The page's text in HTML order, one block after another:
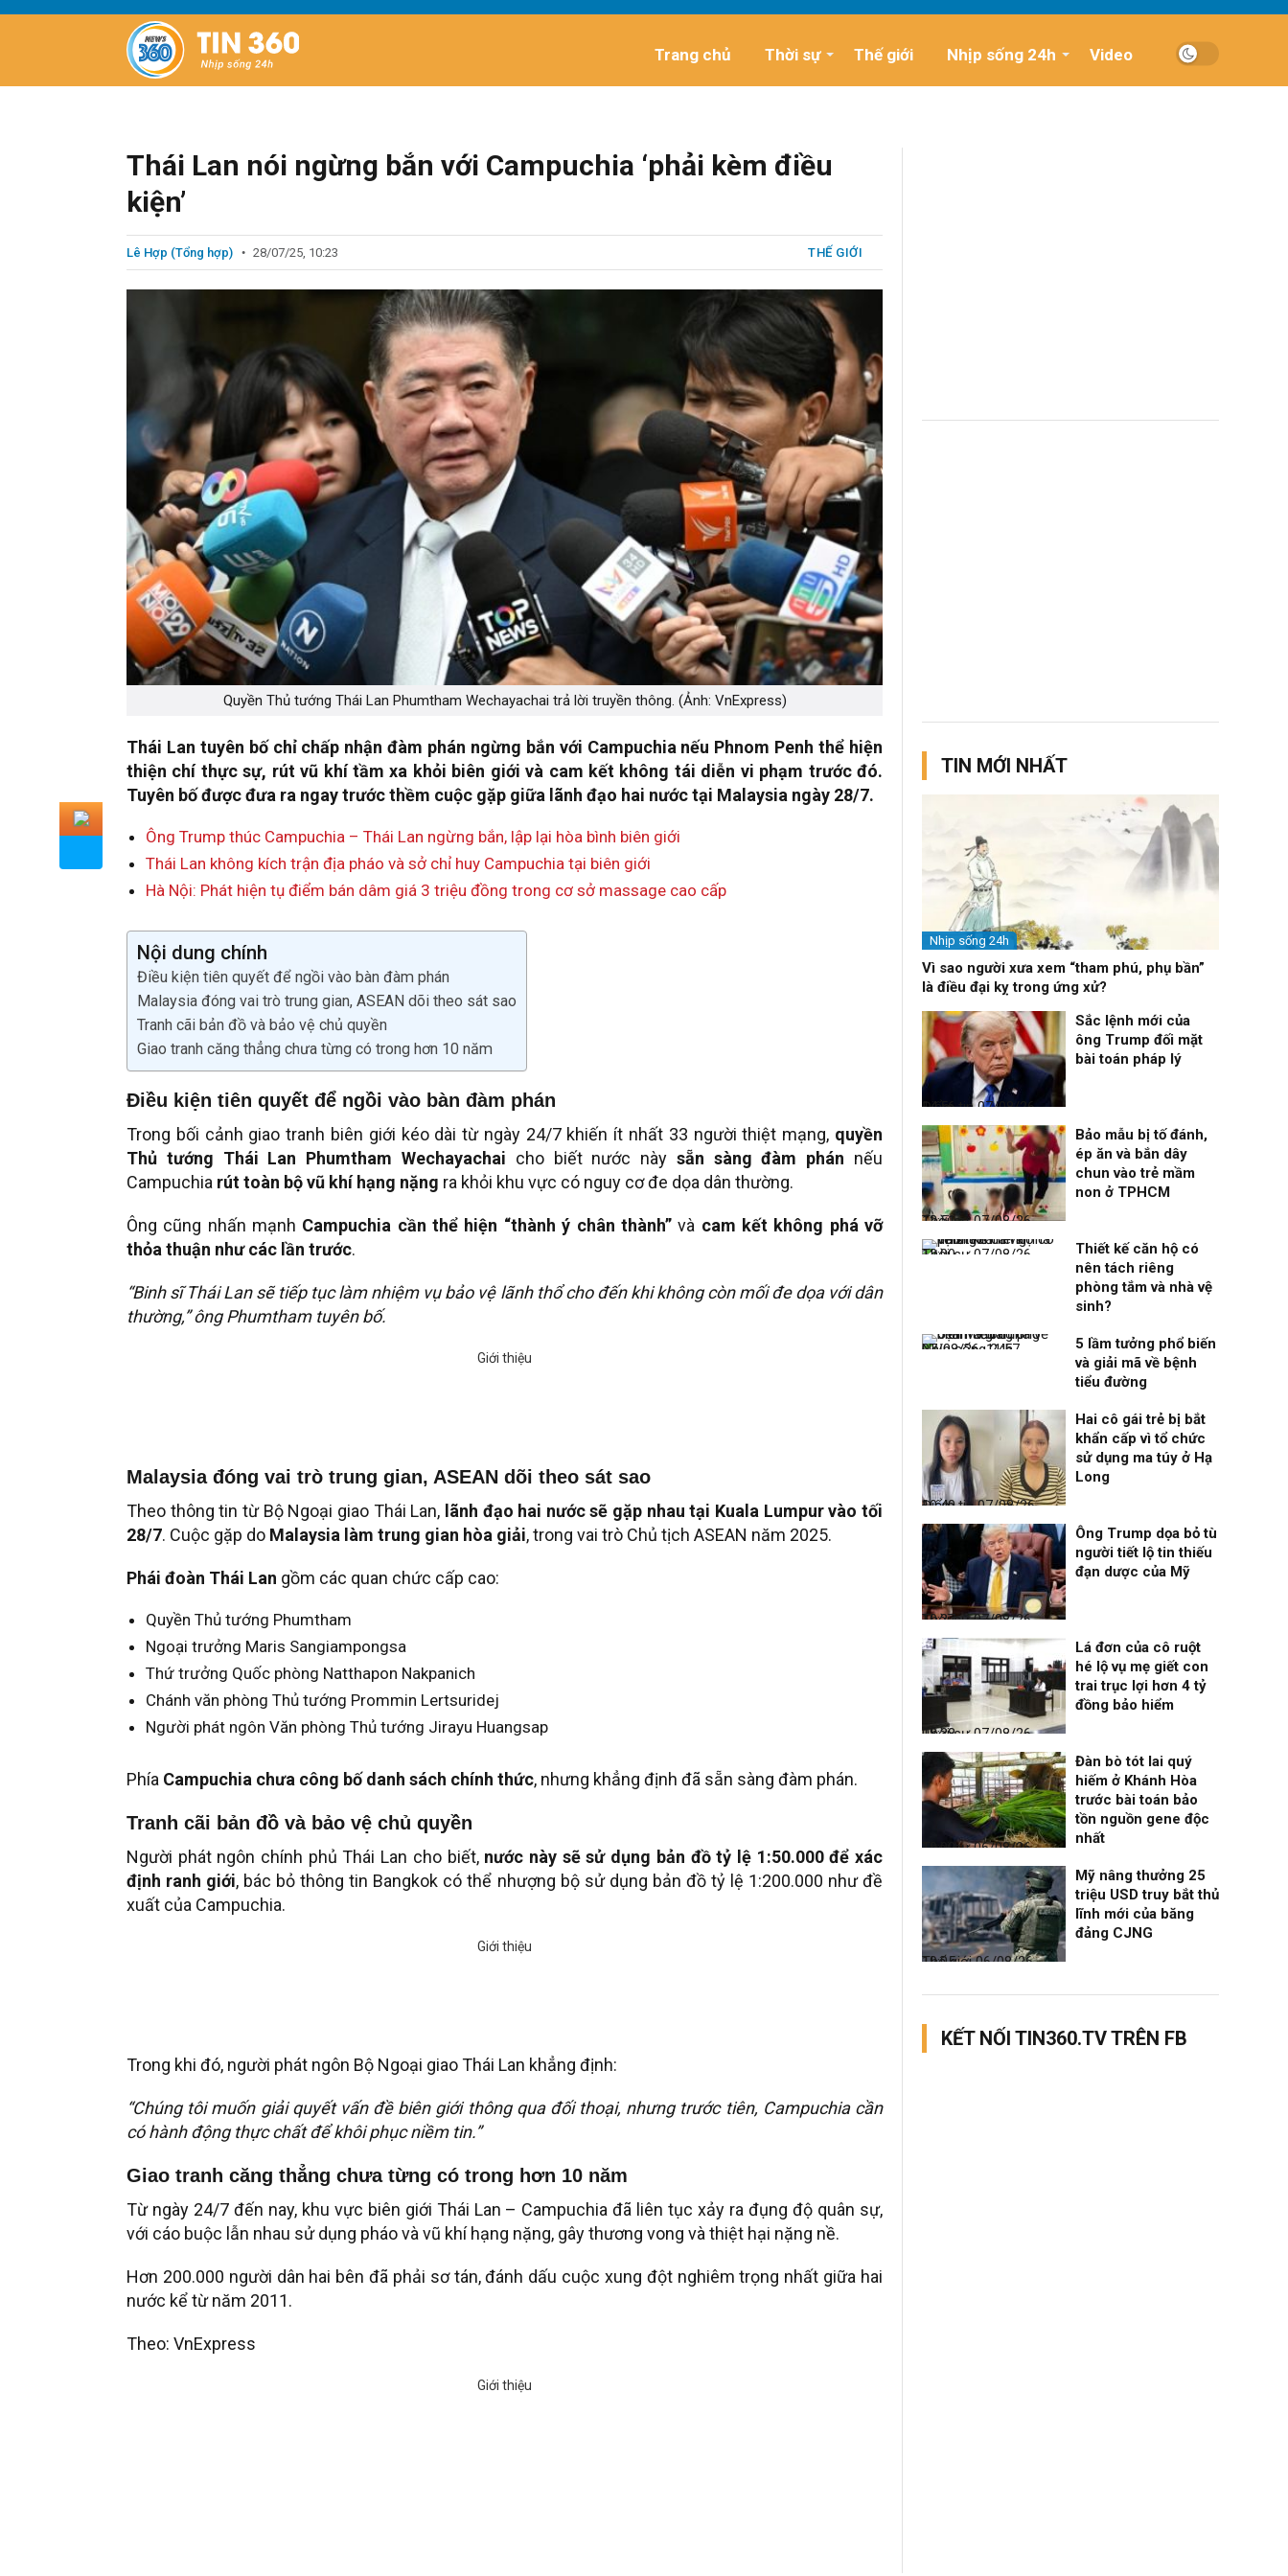
Trang chủ Thời sự Thế giới Nhịp sống 24h Video
Thái Lan nói ngừng bắn với Campuchia ‘phải kèm điều
kiện’
Lê Hợp (Tổng hợp) 28/07/25, 10:23 THẾ GIỚI
Quyền Thủ tướng Thái Lan Phumtham Wechayachai trả lời truyền thông. (Ảnh: VnExpress)
Thái Lan tuyên bố chỉ chấp nhận đàm phán ngừng bắn với Campuchia nếu Phnom Penh thể hiện
thiện chí thực sự, rút vũ khí tầm xa khỏi biên giới và cam kết không tái diễn vi phạm trước đó.
Tuyên bố được đưa ra ngay trước thềm cuộc gặp giữa lãnh đạo hai nước tại Malaysia ngày 28/7.
Ông Trump thúc Campuchia – Thái Lan ngừng bắn, lập lại hòa bình biên giới
Thái Lan không kích trận địa pháo và sở chỉ huy Campuchia tại biên giới
Hà Nội: Phát hiện tụ điểm bán dâm giá 3 triệu đồng trong cơ sở massage cao cấp
Nội dung chính
Điều kiện tiên quyết để ngồi vào bàn đàm phán
Malaysia đóng vai trò trung gian, ASEAN dõi theo sát sao
Tranh cãi bản đồ và bảo vệ chủ quyền
Giao tranh căng thẳng chưa từng có trong hơn 10 năm
Điều kiện tiên quyết để ngồi vào bàn đàm phán
Trong bối cảnh giao tranh biên giới kéo dài từ ngày 24/7 khiến ít nhất 33 người thiệt mạng, quyền
Thủ tướng Thái Lan Phumtham Wechayachai cho biết nước này sẵn sàng đàm phán nếu
Campuchia rút toàn bộ vũ khí hạng nặng ra khỏi khu vực có nguy cơ đe dọa dân thường.
Ông cũng nhấn mạnh Campuchia cần thể hiện “thành ý chân thành”và cam kết không phá vỡ
thỏa thuận như các lần trước.
“Binh sĩ Thái Lan sẽ tiếp tục làm nhiệm vụ bảo vệ lãnh thổ cho đến khi không còn mối đe dọa với dân
thường,” ông Phumtham tuyên bố.
Malaysia đóng vai trò trung gian, ASEAN dõi theo sát sao
Theo thông tin từ Bộ Ngoại giao Thái Lan, lãnh đạo hai nước sẽ gặp nhau tại Kuala Lumpur vào tối
28/7. Cuộc gặp do Malaysia làm trung gian hòa giải, trong vai trò Chủ tịch ASEAN năm 2025.
Phái đoàn Thái Lan gồm các quan chức cấp cao:
Quyền Thủ tướng Phumtham
Ngoại trưởng Maris Sangiampongsa
Thứ trưởng Quốc phòng Natthapon Nakpanich
Chánh văn phòng Thủ tướng Prommin Lertsuridej
Người phát ngôn Văn phòng Thủ tướng Jirayu Huangsap
Phía Campuchia chưa công bố danh sách chính thức, nhưng khẳng định đã sẵn sàng đàm phán.
Tranh cãi bản đồ và bảo vệ chủ quyền
Người phát ngôn chính phủ Thái Lan cho biết, nước này sẽ sử dụng bản đồ tỷ lệ 1:50.000 để xác
định ranh giới, bác bỏ thông tin Bangkok có thể nhượng bộ sử dụng bản đồ tỷ lệ 1:200.000 như đề
xuất của Campuchia.
Trong khi đó, người phát ngôn Bộ Ngoại giao Thái Lan khẳng định:
“Chúng tôi muốn giải quyết vấn đề biên giới thông qua đối thoại, nhưng trước tiên, Campuchia cần
có hành động thực chất để khôi phục niềm tin.”
Giao tranh căng thẳng chưa từng có trong hơn 10 năm
Từ ngày 24/7 đến nay, khu vực biên giới Thái Lan – Campuchia đã liên tục xảy ra đụng độ quân sự,
với cáo buộc lẫn nhau sử dụng pháo và vũ khí hạng nặng, gây thương vong và thiệt hại nặng nề.
Hơn 200.000 người dân hai bên đã phải sơ tán, đánh dấu cuộc xung đột nghiêm trọng nhất giữa hai
nước kể từ năm 2011.
Theo: VnExpress
TIN MỚI NHẤT
Nhịp sống 24h
Vì sao người xưa xem “tham phú, phụ bần”
là điều đại kỵ trong ứng xử?
Điểm tin
07/08/26, 14:56
Sắc lệnh mới của
ông Trump đối mặt
bài toán pháp lý
Thời sự
07/08/26, 12:51
Bảo mẫu bị tố đánh,
ép ăn và bắn dây
chun vào trẻ mầm
non ở TPHCM
Thời sự
07/08/26, 12:00
Thiết kế căn hộ có
nên tách riêng
phòng tắm và nhà vệ
sinh?
Nhịp sống 24h
07/08/26, 11:57
5 lầm tưởng phổ biến
và giải mã về bệnh
tiểu đường
Điểm tin
07/08/26, 10:40
Hai cô gái trẻ bị bắt
khẩn cấp vì tổ chức
sử dụng ma túy ở Hạ
Long
Thời sự
07/08/26, 10:27
Ông Trump dọa bỏ tù
người tiết lộ tin thiếu
đạn dược của Mỹ
Thời sự
07/08/26, 08:38
Lá đơn của cô ruột
hé lộ vụ mẹ giết con
trai trục lợi hơn 4 tỷ
đồng bảo hiểm
Thời sự
06/08/26, 19:09
Đàn bò tót lai quý
hiếm ở Khánh Hòa
trước bài toán bảo
tồn nguồn gene độc
nhất
Thế giới
06/08/26, 19:05
Mỹ nâng thưởng 25
triệu USD truy bắt thủ
lĩnh mới của băng
đảng CJNG
KẾT NỐI TIN360.TV TRÊN FB